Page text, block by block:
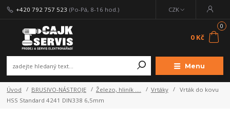
Menu
CZK
+420 792 757 523 (Po-Pá, 8-16 hod.)
0
0 Kč
Úvod BRUSIVO-NÁSTROJE Železo, hliník .... Vrtáky
Vrták do kovu
HSS Standard 4241 DIN338 6,5mm